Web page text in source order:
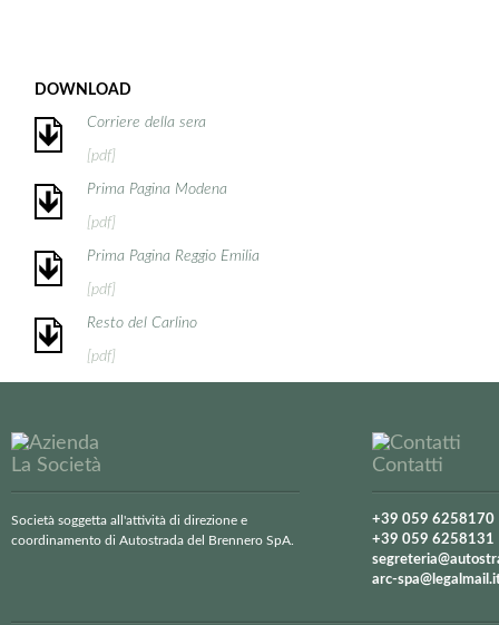
DOWNLOAD
Corriere della sera
[pdf]
Prima Pagina Modena
[pdf]
Prima Pagina Reggio Emilia
[pdf]
Resto del Carlino
[pdf]
La Società
Società soggetta all'attività di direzione e
coordinamento di Autostrada del Brennero SpA.
Contatti
+39 059 6258170
+39 059 6258131
arc-